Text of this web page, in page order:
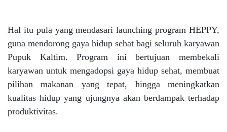
Hal itu pula yang mendasari launching program HEPPY,
guna mendorong gaya hidup sehat bagi seluruh karyawan
Pupuk Kaltim. Program ini bertujuan membekali
karyawan untuk mengadopsi gaya hidup sehat, membuat
pilihan makanan yang tepat, hingga meningkatkan
kualitas hidup yang ujungnya akan berdampak terhadap
produktivitas.